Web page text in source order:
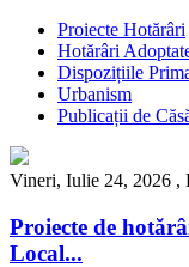
Proiecte Hotărâri
Hotărâri
Dispozițiile
Urbanism
Publicații de
Vineri, Iulie 24, 2026 ,
Proiecte de
Local...